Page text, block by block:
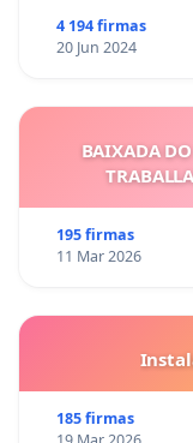
4 194 firmas
20 Jun 2024
BAIXADA
195 firmas
11 Mar 2026
185 firmas